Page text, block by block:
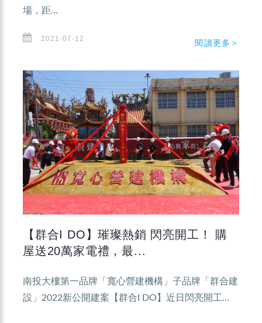
場，距...
2021-07-12 閱讀更多＞
【群合I DO】璀璨熱銷 閃亮開工！ 購
屋送20萬家電禮，最...
南投大樓第一品牌「寬心營建機構」子品牌「群合建
設」2022新公開建案【群合I DO】近日閃亮開工...